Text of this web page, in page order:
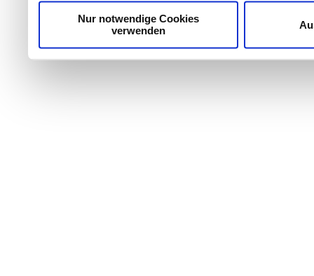
Dienste gesammelt haben.
Nur notwendige Cookies
verwenden